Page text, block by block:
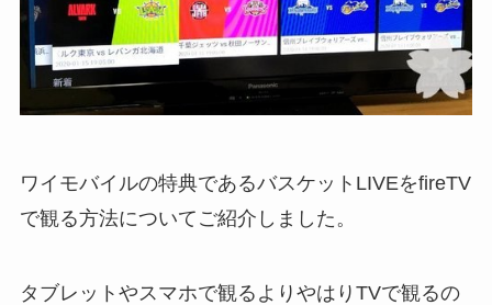
ワイモバイルの特典であるバスケットLIVEをfireTV
で観る方法についてご紹介しました。
タブレットやスマホで観るよりやはりTVで観るの